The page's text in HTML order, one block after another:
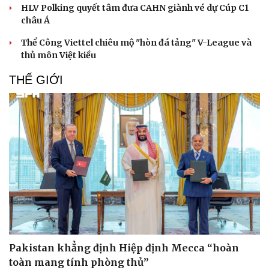
Du lịch
Tư vấn
Săn Tour
check-in
Podcast
Câu chuyện thời sự
Đọc truyện đêm khuya
Cửa sổ tình yêu
Kể chuyện cho bé
Hạt giống tâm hồn
HLV Polking quyết tâm đưa CAHN giành vé dự Cúp C1
châu Á
Thể Công Viettel chiêu mộ "hòn đá tảng" V-League và
thủ môn Việt kiều
THẾ GIỚI
Pakistan khẳng định Hiệp định Mecca “hoàn
toàn mang tính phòng thủ”